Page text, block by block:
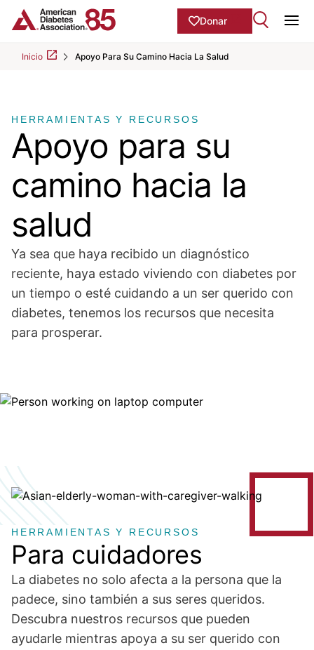
Skip to Main content
Donar
Inicio Apoyo Para Su Camino Hacia La Salud
main
content
HERRAMIENTAS Y RECURSOS
Apoyo para su
camino hacia la
salud
Ya sea que haya recibido un diagnóstico
reciente, haya estado viviendo con diabetes por
un tiempo o esté cuidando a un ser querido con
diabetes, tenemos los recursos que necesita
para prosperar.
Image
HERRAMIENTAS Y RECURSOS
Para cuidadores
La diabetes no solo afecta a la persona que la
padece, sino también a sus seres queridos.
Descubra nuestros recursos que pueden
ayudarle mientras apoya a su ser querido con
Image